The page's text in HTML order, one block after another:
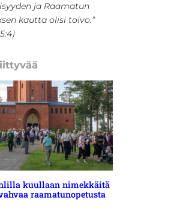
ja Raamatun
kautta olisi toivo.”
kuullaan nimekkäitä
raamatunopetusta